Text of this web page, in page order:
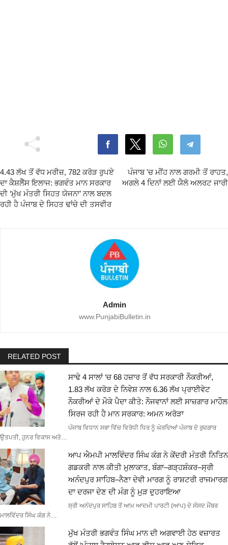
4.43 ਲੱਖ ਤੋਂ ਵੱਧ ਮਰੀਜ਼, 782 ਕਰੋੜ ਰੁਪਏ
ਦਾ ਕੈਸ਼ਲੈੱਸ ਇਲਾਜ: ਭਗਵੰਤ ਮਾਨ ਸਰਕਾਰ
ਦੀ ‘ਮੁੱਖ ਮੰਤਰੀ ਸਿਹਤ ਯੋਜਨਾ’ ਨਾਲ ਬਦਲ
ਰਹੀ ਹੈ ਪੰਜਾਬ ਦੇ ਸਿਹਤ ਢਾਂਚੇ ਦੀ ਤਸਵੀਰ
ਪੰਜਾਬ 'ਚ ਮੀਂਹ ਨਾਲ ਗਰਮੀ ਤੋਂ ਰਾਹਤ,
ਅਗਲੇ 4 ਦਿਨਾਂ ਲਈ ਯੈਲੋ ਅਲਰਟ ਜਾਰੀ
Admin
www.PunjabiBulletin.in
RELATED POST
ਸਾਢੇ 4 ਸਾਲਾਂ ‘ਚ 68 ਹਜ਼ਾਰ ਤੋਂ ਵੱਧ ਸਰਕਾਰੀ ਨੌਕਰੀਆਂ,
1.83 ਲੱਖ ਕਰੋੜ ਦੇ ਨਿਵੇਸ਼ ਨਾਲ 6.36 ਲੱਖ ਪ੍ਰਾਈਵੇਟ
ਨੌਕਰੀਆਂ ਦੇ ਮੌਕੇ ਪੈਦਾ ਕੀਤੇ: ਨੌਜਵਾਨਾਂ ਲਈ ਸਾਜ਼ਗਾਰ ਮਾਹੌਲ
ਸਿਰਜ ਰਹੀ ਹੈ ਮਾਨ ਸਰਕਾਰ: ਅਮਨ ਅਰੋੜਾ
ਪੰਜਾਬ ਵਿਧਾਨ ਸਭਾ ਵਿੱਚ ਵਿਰੋਧੀ ਧਿਰ ਨੂੰ ਘੇਰਦਿਆਂ ਪੰਜਾਬ ਦੇ ਰੁਜ਼ਗਾਰ
ਉਤਪਤੀ, ਹੁਨਰ ਵਿਕਾਸ ਅਤੇ…
ਆਪ ਐਮਪੀ ਮਾਲਵਿੰਦਰ ਸਿੰਘ ਕੰਗ ਨੇ ਕੇਂਦਰੀ ਮੰਤਰੀ ਨਿਤਿਨ
ਗਡਕਰੀ ਨਾਲ ਕੀਤੀ ਮੁਲਾਕਾਤ, ਬੰਗਾ–ਗੜ੍ਹਸ਼ੰਕਰ–ਸ੍ਰੀ
ਅਨੰਦਪੁਰ ਸਾਹਿਬ–ਨੈਣਾ ਦੇਵੀ ਮਾਰਗ ਨੂੰ ਰਾਸ਼ਟਰੀ ਰਾਜਮਾਰਗ
ਦਾ ਦਰਜਾ ਦੇਣ ਦੀ ਮੰਗ ਨੂੰ ਮੁੜ ਦੁਹਰਾਇਆ
ਸ੍ਰੀ ਅਨੰਦਪੁਰ ਸਾਹਿਬ ਤੋਂ ਆਮ ਆਦਮੀ ਪਾਰਟੀ (ਆਪ) ਦੇ ਸੰਸਦ ਮੈਂਬਰ
ਮਾਲਵਿੰਦਰ ਸਿੰਘ ਕੰਗ ਨੇ…
ਮੁੱਖ ਮੰਤਰੀ ਭਗਵੰਤ ਸਿੰਘ ਮਾਨ ਦੀ ਅਗਵਾਈ ਹੇਠ ਵਜ਼ਾਰਤ